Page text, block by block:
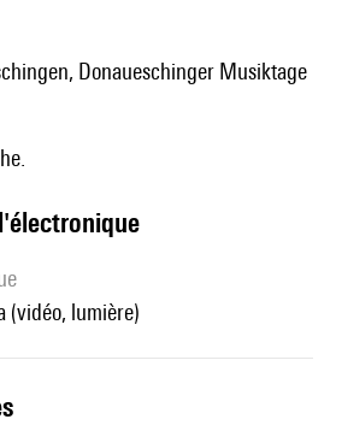
Donaueschinger Musiktage
(vidéo, lumière)